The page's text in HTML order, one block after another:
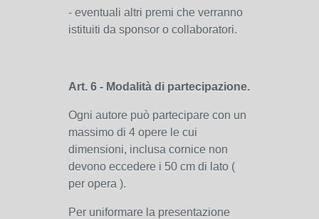
- eventuali altri premi che verranno
istituiti da sponsor o collaboratori.
Art. 6 - Modalità di partecipazione.
Ogni autore può partecipare con un
massimo di 4 opere le cui
dimensioni, inclusa cornice non
devono eccedere i 50 cm di lato (
per opera ).
Per uniformare la presentazione